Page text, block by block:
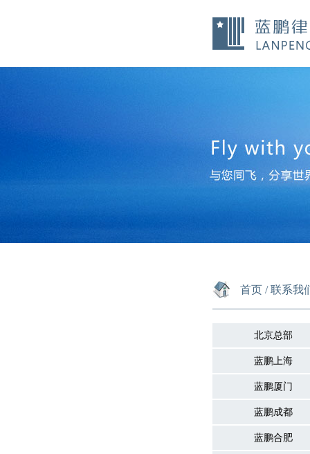
首页 /联系我
北京总部
蓝鹏上海
蓝鹏厦门
蓝鹏成都
蓝鹏合肥